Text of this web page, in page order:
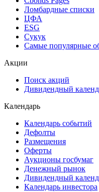
Ломбардные списки
ЦФА
ESG
Сукук
Самые популярные
Акции
Поиск акций
Дивидендный
Календарь
Календарь событий
Дефолты
Размещения
Оферты
Аукционы госбумаг
Денежный рынок
Дивидендный
Календарь инвестора